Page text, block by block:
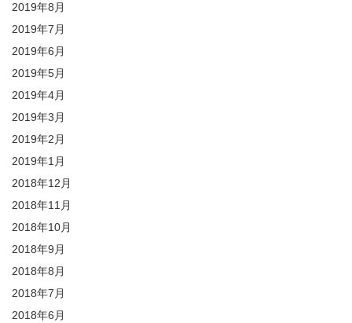
2019年8月
2019年7月
2019年6月
2019年5月
2019年4月
2019年3月
2019年2月
2019年1月
2018年12月
2018年11月
2018年10月
2018年9月
2018年8月
2018年7月
2018年6月